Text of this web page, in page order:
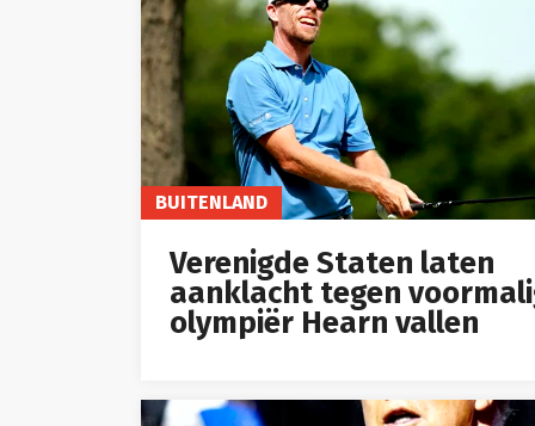
BUITENLAND
Verenigde Staten laten
aanklacht tegen
olympiër Hearn vallen